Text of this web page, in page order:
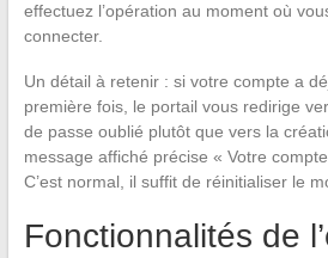
effectuez l’opération au moment où
connecter.
Un détail à retenir : si votre compte a
première fois, le portail vous redirige
de passe oublié plutôt que vers la
message affiché précise « Votre
C’est normal, il suffit de réinitialiser le
Fonctionnalités de